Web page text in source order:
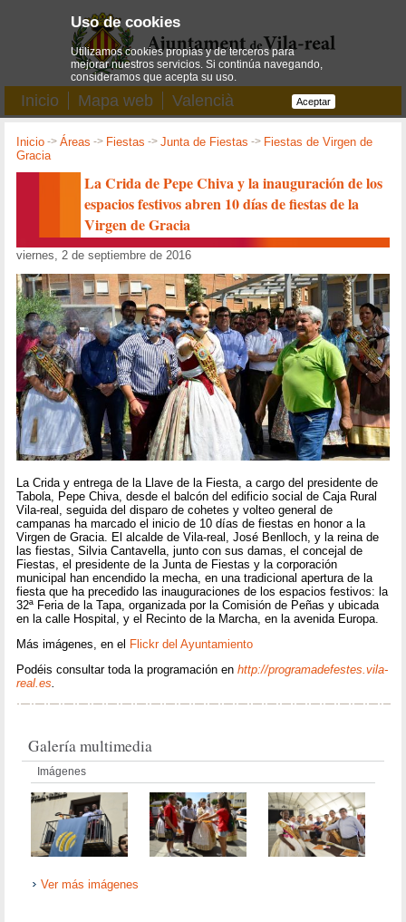
Inicio Mapa web Valencià
Inicio ->Áreas -> Fiestas ->Junta de Fiestas -> Fiestas de Virgen de
Gracia
La Crida de Pepe Chiva y la inauguración de los
espacios festivos abren 10 días de fiestas de la
Virgen de Gracia
viernes, 2 de septiembre de 2016
La Crida y entrega de la Llave de la Fiesta, a cargo del presidente de
Tabola, Pepe Chiva, desde el balcón del edificio social de Caja Rural
Vila-real, seguida del disparo de cohetes y volteo general de
campanas ha marcado el inicio de 10 días de fiestas en honor a la
Virgen de Gracia. El alcalde de Vila-real, José Benlloch, y la reina de
las fiestas, Silvia Cantavella, junto con sus damas, el concejal de
Fiestas, el presidente de la Junta de Fiestas y la corporación
municipal han encendido la mecha, en una tradicional apertura de la
fiesta que ha precedido las inauguraciones de los espacios festivos: la
32ª Feria de la Tapa, organizada por la Comisión de Peñas y ubicada
en la calle Hospital, y el Recinto de la Marcha, en la avenida Europa.
Más imágenes, en el Flickr del Ayuntamiento
Podéis consultar toda la programación enhttp://programadefestes.vila-
real.es.
Galería multimedia
Imágenes
Ver más imágenes
Uso de cookies
Utilizamos cookies propias y de terceros para
mejorar nuestros servicios. Si continúa navegando,
consideramos que acepta su uso.
Aceptar